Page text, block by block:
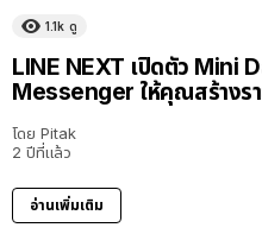
1.1k ดู
LINE NEXT เปิดตัว Mini
Messenger ให้คุณสร้างร
โดย Pitak
2 ปีที่แล้ว
อ่านเพิ่มเติม